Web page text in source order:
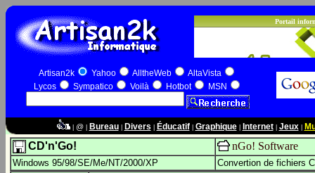
Artisan2k Yahoo AlltheWeb
AltaVista
Lycos
Sympatico Voilà Hotbot MSN
| @| Bureau Divers Éducatif| Graphique| Internet| Jeux|
CD'n'Go! nGo! Software
Windows 95/98/SE/Me/NT/2000/XP
Convertion de fichiers